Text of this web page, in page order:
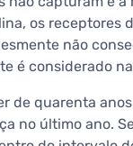
os receptores
não
é considerado
de quarenta
no último ano.